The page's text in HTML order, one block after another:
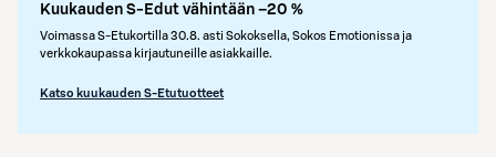
Kuukauden S-Edut vähintään –20 %
Voimassa S-Etukortilla 30.8. asti Sokoksella, Sokos Emotionissa ja
verkkokaupassa kirjautuneille asiakkaille.
Katso kuukauden S-Etutuotteet